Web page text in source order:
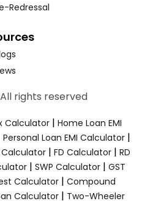
Redressal
rights reserved
Calculator | Home Loan EMI
Personal Loan EMI Calculator |
Calculator | FD Calculator | RD
| SWP Calculator | GST
Calculator| Compound
Calculator| Two-Wheeler